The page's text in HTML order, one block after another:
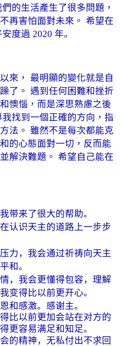
的生活產生了很多問題，
再害怕面對未來。 希望在
度過 2020 年。
來，
最明顯的變化就是自
了。 遇到任何困難和挫折
懊惱，而是深思熟慮之後
找到一個正確的方向，指
法。 雖然不是每次都能克
的心態面對一切，反而能
解決難題。 希望自己能在
带来了很大的帮助。
认识天主的道路上一步步
力，我会通过祈祷向天主
和。
，我会更懂得包容，理解
变得比以前更开心。
和感激。 感谢主。
比以前更加会站在对方的
更容易满足和知足。
的精神，无私付出不求回